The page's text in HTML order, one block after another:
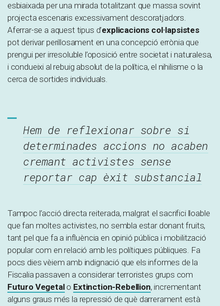
esbiaixada per una mirada totalitzant que massa sovint
projecta escenaris excessivament descoratjadors.
Aferrar-se a aquest tipus d’explicacions col·lapsistes
pot derivar perillosament en una concepció errònia que
prengui per irresoluble l’oposició entre societat i naturalesa,
i condueixi al rebuig absolut de la política, el nihilisme o la
cerca de sortides individuals.
Hem de reflexionar sobre si
determinades accions no acaben
cremant activistes sense
reportar cap èxit substancial
Tampoc l’acció directa reiterada, malgrat el sacrifici lloable
que fan moltes activistes, no sembla estar donant fruits,
tant pel que fa a influència en opinió pública i mobilització
popular com en relació amb les polítiques públiques. Fa
pocs dies vèiem amb indignació que els informes de la
Fiscalia passaven a considerar terroristes grups com
Futuro Vegetalo Extinction-Rebellion, incrementant
alguns graus més la repressió de què darrerament està